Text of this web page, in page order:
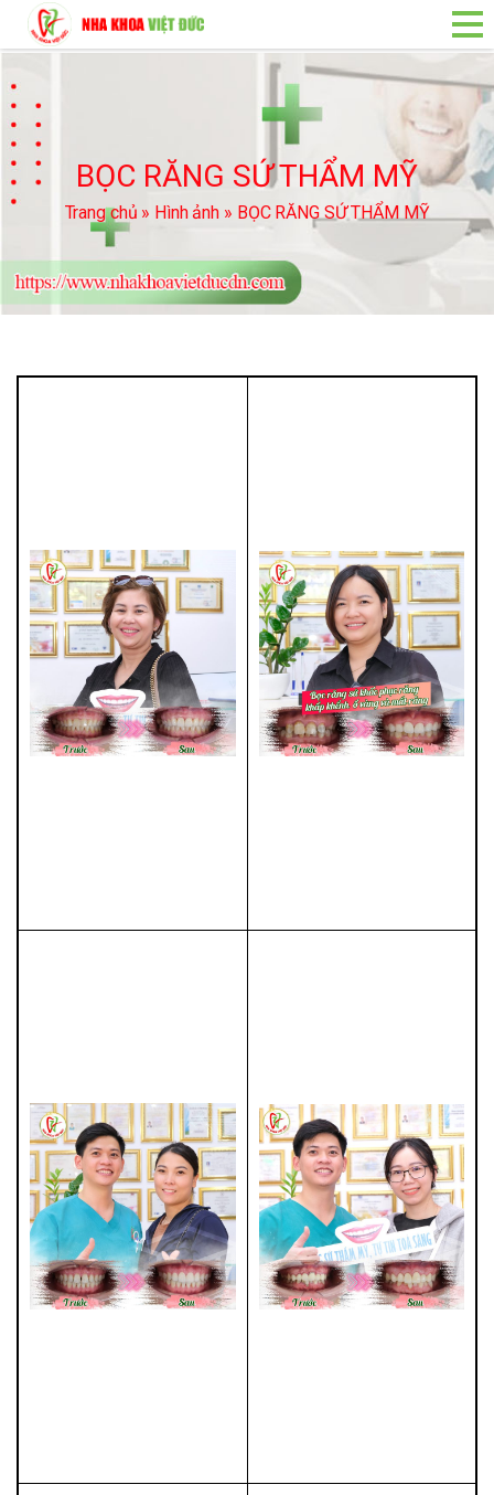
BỌC RĂNG SỨ THẨM MỸ
Trang chủ » Hình ảnh » BỌC RĂNG SỨ THẨM MỸ